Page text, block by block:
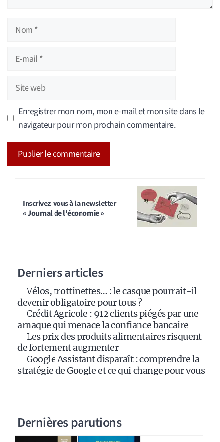
Nom
Site
web
Enregistrer mon nom, mon e-mail et mon site dans le
navigateur pour mon prochain commentaire.
Inscrivez-vous à la newsletter
« Journal de l'économie »
Derniers articles
Vélos, trottinettes… : le casque pourrait-il
devenir obligatoire pour tous ?
Crédit Agricole : 912 clients piégés par une
arnaque qui menace la confiance bancaire
Les prix des produits alimentaires risquent
de fortement augmenter
Google Assistant disparaît : comprendre la
stratégie de Google et ce qui change pour vous
Dernières parutions